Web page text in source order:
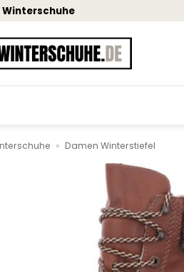
Winterschuhe
» Damen Winterstiefel